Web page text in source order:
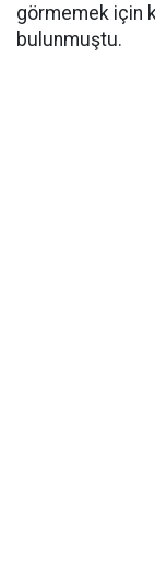
görmemek için
bulunmuştu.